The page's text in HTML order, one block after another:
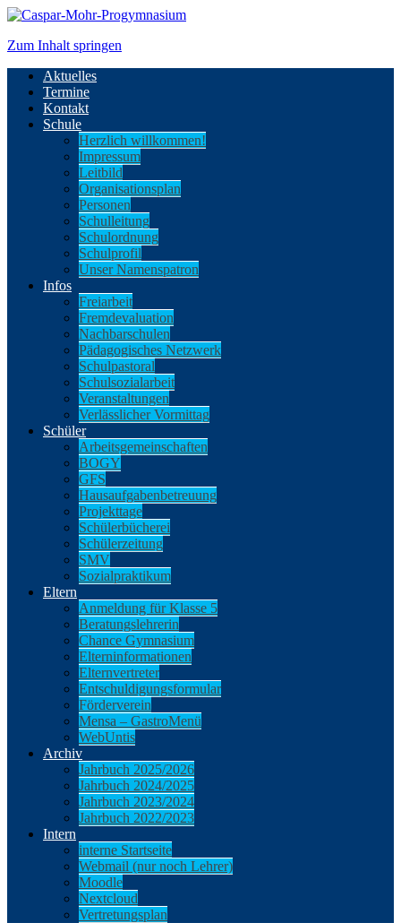
Zum Inhalt springen
Aktuelles
Termine
Kontakt
Schule
Herzlich willkommen!
Impressum
Leitbild
Organisationsplan
Personen
Schulleitung
Schulordnung
Schulprofil
Unser Namenspatron
Infos
Freiarbeit
Fremdevaluation
Nachbarschulen
Pädagogisches Netzwerk
Schulpastoral
Schulsozialarbeit
Veranstaltungen
Verlässlicher Vormittag
Schüler
Arbeitsgemeinschaften
BOGY
GFS
Hausaufgabenbetreuung
Projekttage
Schülerbücherei
Schülerzeitung
SMV
Sozialpraktikum
Eltern
Anmeldung für Klasse 5
Beratungslehrerin
Chance Gymnasium
Elterninformationen
Elternvertreter
Entschuldigungsformular
Förderverein
Mensa – GastroMenü
WebUntis
Archiv
Jahrbuch 2025/2026
Jahrbuch 2024/2025
Jahrbuch 2023/2024
Jahrbuch 2022/2023
Intern
interne Startseite
Webmail (nur noch Lehrer)
Moodle
Nextcloud
Vertretungsplan